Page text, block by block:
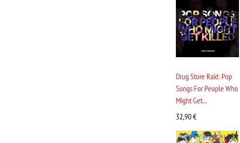
Drug Store Raid: Pop
Songs For People Who
Might Get...
32,90€